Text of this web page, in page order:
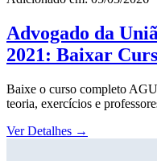
Advogado da
2021: Baixar
Baixe o curso completo
teoria, exercícios e
Ver Detalhes →